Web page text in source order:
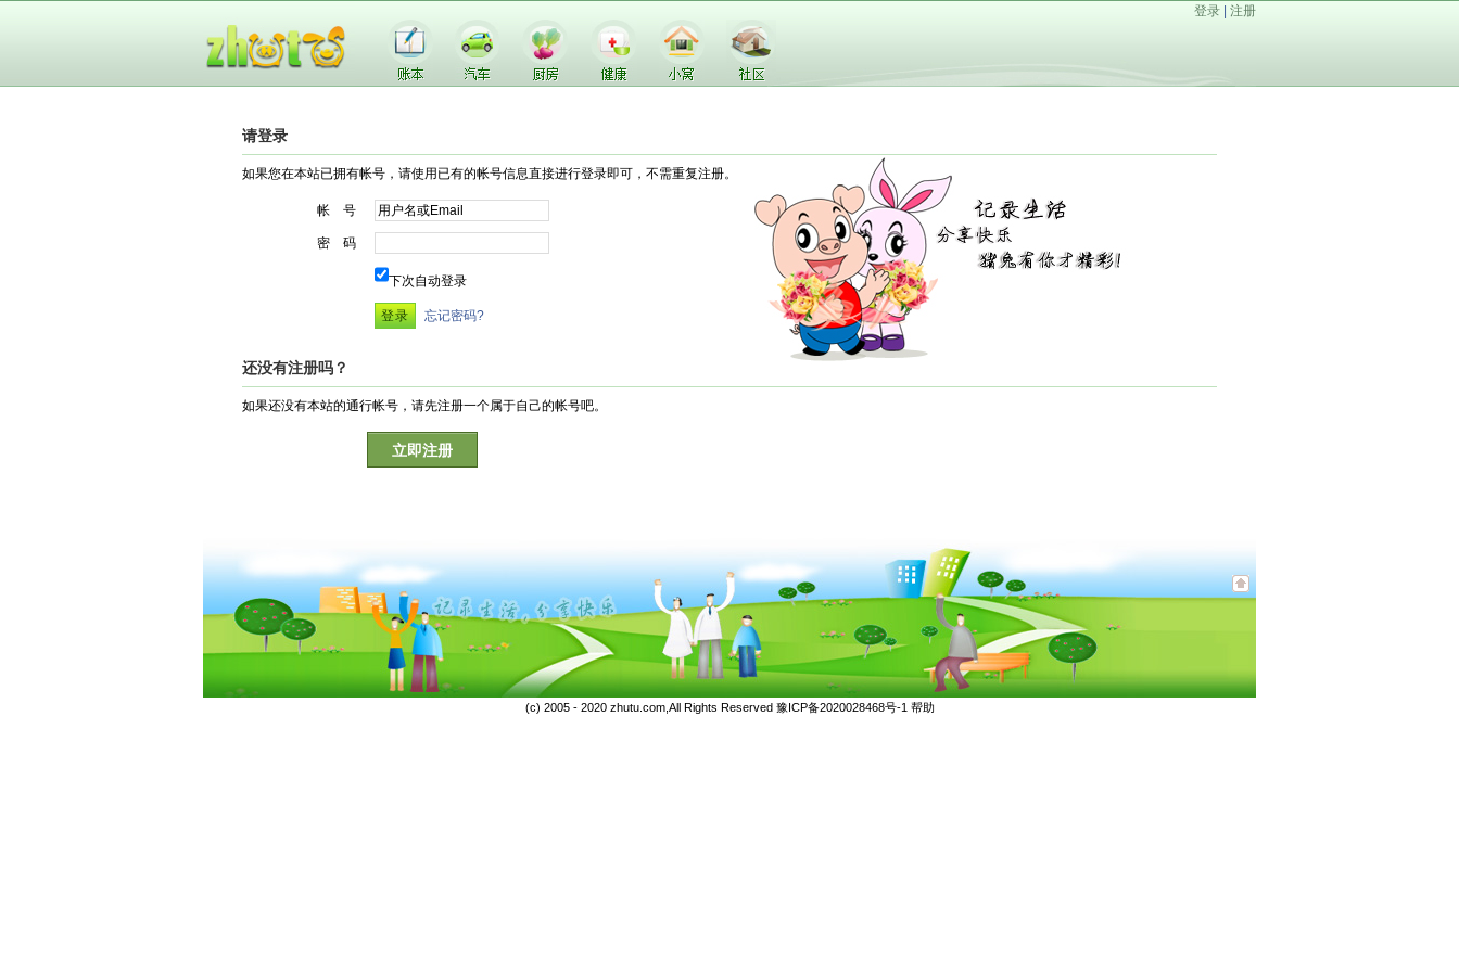
登录 注册
请登录
如果您在本站已拥有帐号，请使用已有的帐号信息直接进行登录即可，不需重复注册。
帐 号
密 码
下次自动登录
忘记密码?
还没有注册吗？
如果还没有本站的通行帐号，请先注册一个属于自己的帐号吧。
立即注册
(c) 2005 - 2020 zhutu.com,All Rights Reserved 豫ICP备2020028468号-1 帮助